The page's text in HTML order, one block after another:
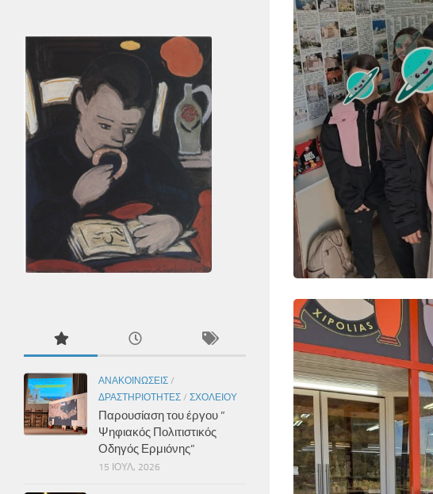
ΑΝΑΚΟΙΝΏΣΕΙΣ /
ΔΡΑΣΤΗΡΙΌΤΗΤΕΣ / ΣΧΟΛΕΊΟΥ
Παρουσίαση του έργου ”
Ψηφιακός Πολιτιστικός
Οδηγός Ερμιόνης”
15 ΙΟΎΛ, 2026